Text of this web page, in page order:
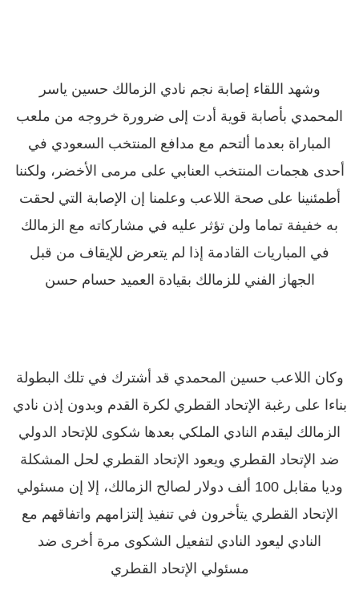
وشهد اللقاء إصابة نجم نادي الزمالك حسين ياسر
المحمدي بأصابة قوية أدت إلى ضرورة خروجه من ملعب
المباراة بعدما ألتحم مع مدافع المنتخب السعودي في
أحدى هجمات المنتخب العنابي على مرمى الأخضر، ولكننا
أطمئنينا على صحة اللاعب وعلمنا إن الإصابة التي لحقت
به خفيفة تماما ولن تؤثر عليه في مشاركاته مع الزمالك
في المباريات القادمة إذا لم يتعرض للإيقاف من قبل
الجهاز الفني للزمالك بقيادة العميد حسام حسن
وكان اللاعب حسين المحمدي قد أشترك في تلك البطولة
بناءا على رغبة الإتحاد القطري لكرة القدم وبدون إذن نادي
الزمالك ليقدم النادي الملكي بعدها شكوى للإتحاد الدولي
ضد الإتحاد القطري ويعود الإتحاد القطري لحل المشكلة
وديا مقابل 100 ألف دولار لصالح الزمالك، إلا إن مسئولي
الإتحاد القطري يتأخرون في تنفيذ إلتزامهم واتفاقهم مع
النادي ليعود النادي لتفعيل الشكوى مرة أخرى ضد
مسئولي الإتحاد القطري